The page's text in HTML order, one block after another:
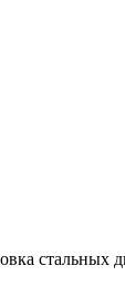
стальных